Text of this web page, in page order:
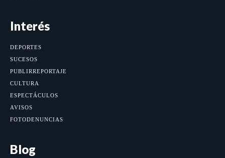
Interés
DEPORTES
SUCESOS
PUBLIRREPORTAJE
CULTURA
ESPECTÁCULOS
AVISOS
FOTODENUNCIAS
Blog